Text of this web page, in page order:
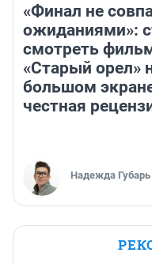
«Финал не
ожиданиями»:
смотреть
«Старый орел»
большом
честная
Надежда Губарь